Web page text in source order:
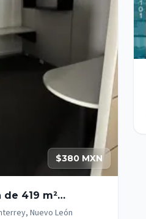
$380 MXN
de 419 m²
María,Nuevo León